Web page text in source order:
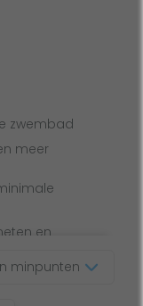
zwembad
meer
en
minpunten